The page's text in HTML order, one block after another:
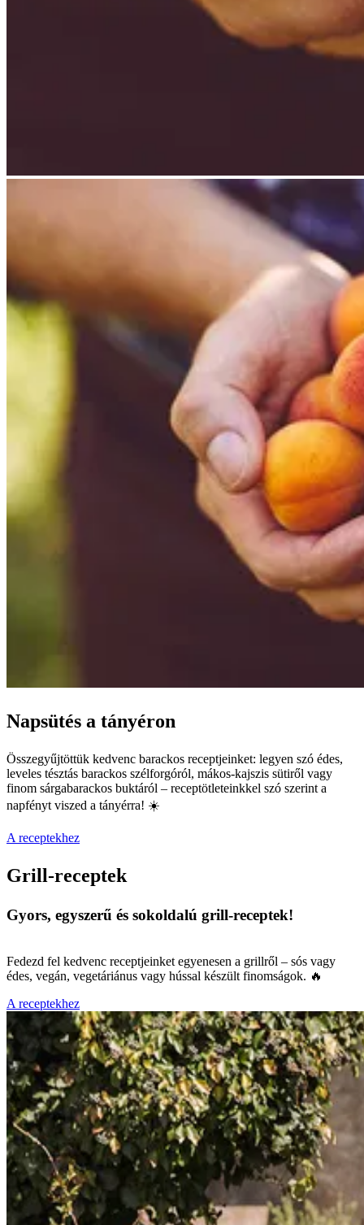
Napsütés a tányéron
Összegyűjtöttük kedvenc barackos receptjeinket: legyen szó édes,
leveles tésztás barackos szélforgóról, mákos-kajszis sütiről vagy
finom sárgabarackos buktáról – receptötleteinkkel szó szerint a
napfényt viszed a tányérra! ☀️
A receptekhez
Grill-receptek
Gyors, egyszerű és sokoldalú grill-receptek!
Fedezd fel kedvenc receptjeinket egyenesen a grillről – sós vagy
édes, vegán, vegetáriánus vagy hússal készült finomságok. 🔥
A receptekhez